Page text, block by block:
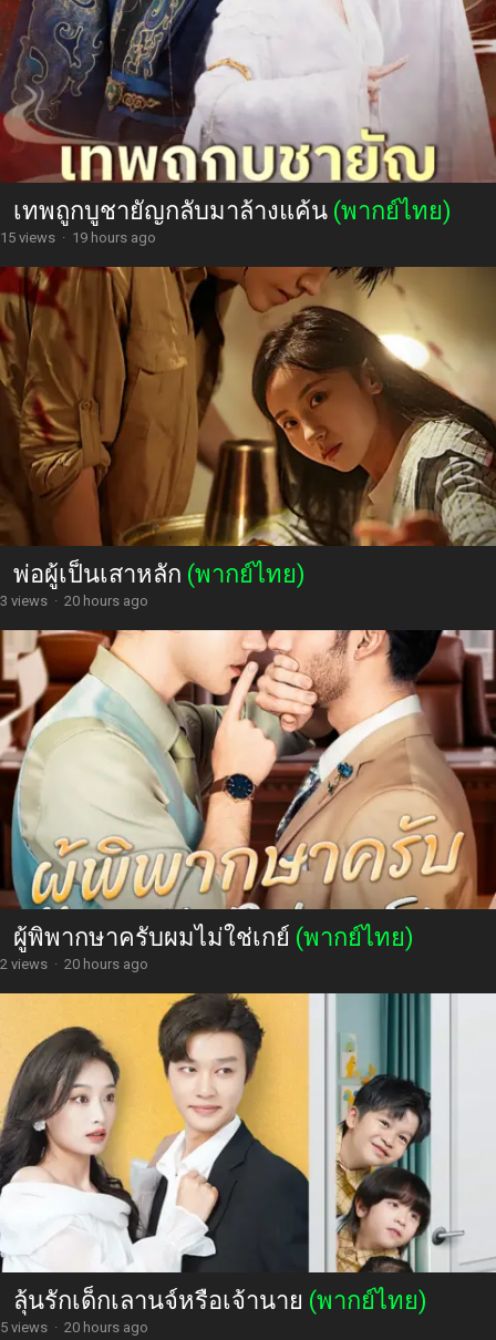
เทพถูกบูชายัญกลับมาล้างแค้น (พากย์ไทย)
15 views · 19 hours ago
พ่อผู้เป็นเสาหลัก (พากย์ไทย)
3 views · 20 hours ago
ผู้พิพากษาครับผมไม่ใช่เกย์ (พากย์ไทย)
2 views · 20 hours ago
ลุ้นรักเด็กเลานจ์หรือเจ้านาย (พากย์ไทย)
5 views · 20 hours ago